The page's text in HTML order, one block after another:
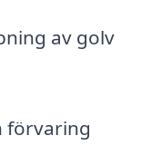
av golv
förvaring